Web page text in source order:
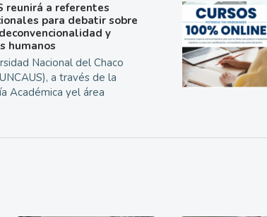
reunirá a referentes
para debatir sobre
y
humanos
Nacional del Chaco
a través de la
Académica yel área